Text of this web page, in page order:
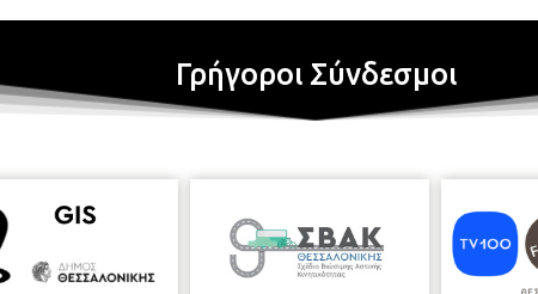
Γρήγοροι Σύνδεσμοι